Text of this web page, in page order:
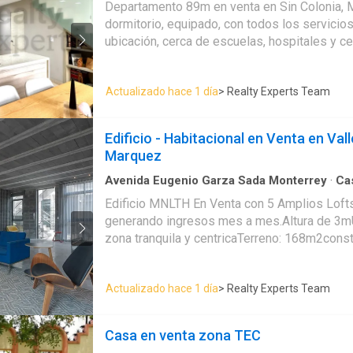
baño para visitas -Jardin y pasillo lateral Planta Alta: -Recamara
principal con baño completo, vestidor y
recamaras secundarias, cada una con baño y
-Terraza posterior -Estancia familiar -Medio
familias que buscan amplitud, privacidad en
tercer nivel social para disfrutar reuniones y
Ubicación privilegiada: a minutos de
Departamento 89m en venta en Sin Colonia,
dormitorio, equipado, con todos los
ubicación, cerca de escuelas, hospitales y
Actualizado hace 1 día> Realty Experts Team
Edificio - Habitacional en Venta en
Marquez
Avenida Eugenio Garza Sada Monterrey ·
Edificio MNLTH En Venta con 5 Amplios
generando ingresos mes a mes.Altura de
zona tranquila y centricaTerreno:
se renta en $18,500 / mes - incluye gas
Actualizado hace 1 día> Realty Experts Team
Casa en venta zona TEC